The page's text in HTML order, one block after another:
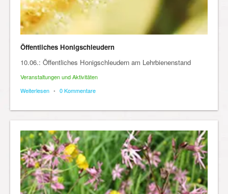
Öffentliches Honigschleudern
10.06.: Öffentliches Honigschleudern am Lehrbienenstand
Veranstaltungen und Aktivitäten
Weiterlesen • 0 Kommentare